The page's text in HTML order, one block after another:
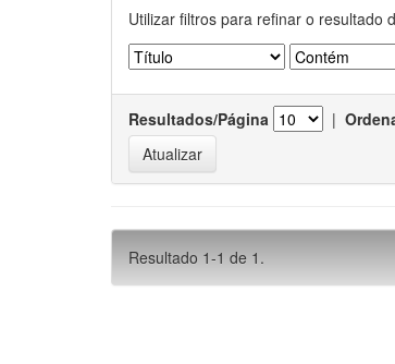
Utilizar filtros para refinar o resultado
Resultados/Página |
Resultado 1-1 de 1.